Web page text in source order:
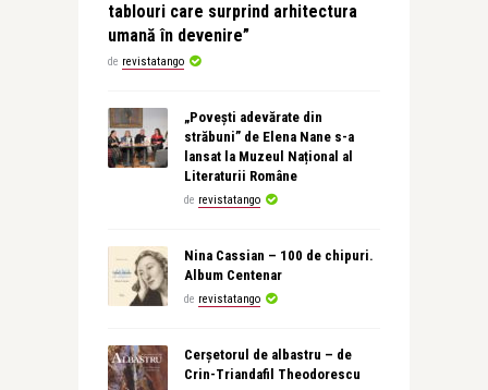
tablouri care surprind arhitectura
umană în devenire”
de revistatango
„Povești adevărate din
străbuni” de Elena Nane s-a
lansat la Muzeul Național al
Literaturii Române
de revistatango
Nina Cassian – 100 de chipuri.
Album Centenar
de revistatango
Cerșetorul de albastru – de
Crin-Triandafil Theodorescu